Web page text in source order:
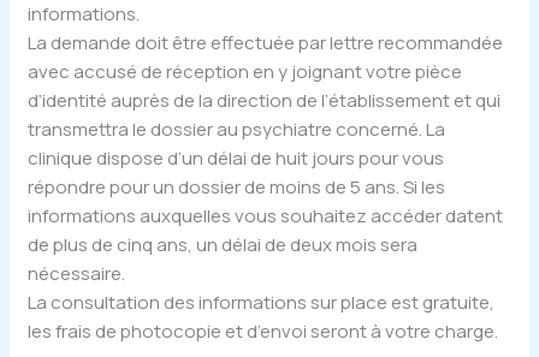
informations.
La demande doit être effectuée par lettre recommandée
avec accusé de réception en y joignant votre pièce
d’identité auprès de la direction de l’établissement et qui
transmettra le dossier au psychiatre concerné. La
clinique dispose d’un délai de huit jours pour vous
répondre pour un dossier de moins de 5 ans. Si les
informations auxquelles vous souhaitez accéder datent
de plus de cinq ans, un délai de deux mois sera
nécessaire.
La consultation des informations sur place est gratuite,
les frais de photocopie et d’envoi seront à votre charge.